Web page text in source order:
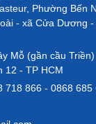
Phường Bến
- xã Cửa Dương
Mỗ (gần cầu
12 - TP HCM
718 866 - 0868 685